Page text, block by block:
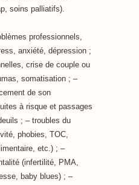
soins palliatifs).
professionnels,
anxiété, dépression ;
crise de couple ou
somatisation ; –
de son
à risque et passages
; – troubles du
phobies, TOC,
etc.) ; –
(infertilité, PMA,
baby blues) ; –